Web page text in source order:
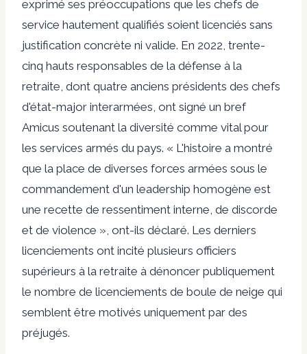
exprimé ses préoccupations que les chefs de
service hautement qualifiés soient licenciés sans
justification concrète ni valide. En 2022, trente-
cinq hauts responsables de la défense à la
retraite, dont quatre anciens présidents des chefs
d'état-major interarmées, ont signé un bref
Amicus soutenant la diversité comme vital pour
les services armés du pays. « L'histoire a montré
que la place de diverses forces armées sous le
commandement d'un leadership homogène est
une recette de ressentiment interne, de discorde
et de violence », ont-ils déclaré. Les derniers
licenciements ont incité plusieurs officiers
supérieurs à la retraite à dénoncer publiquement
le nombre de licenciements de boule de neige qui
semblent être motivés uniquement par des
préjugés.